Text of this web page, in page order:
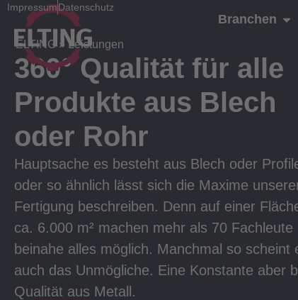
ImpressumDatenschutz
Branchen
ELTING»Leistungen
360° Qualität für alle
Produkte aus Blech
oder Rohr
Hauptsache es besteht aus Blech oder
oder so ähnlich lässt sich die Maxime
Fertigung beschreiben. Denn auf einer
ca. 6.000 m² machen mehr als 70 Fachleute
beinahe alles möglich. Manchmal so scheint
auch das Unmögliche. Eine Konstante aber
Qualität aus Metall.